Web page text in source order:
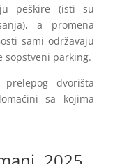
peškire (isti su
a promena
sami održavaju
sopstveni parking.
dvorišta
sa kojima
2025